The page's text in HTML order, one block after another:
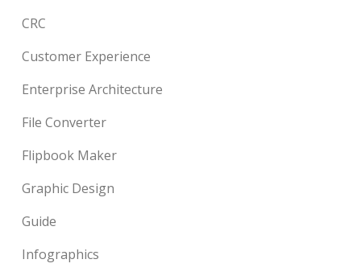
CRC
Customer Experience
Enterprise Architecture
File Converter
Flipbook Maker
Graphic Design
Guide
Infographics